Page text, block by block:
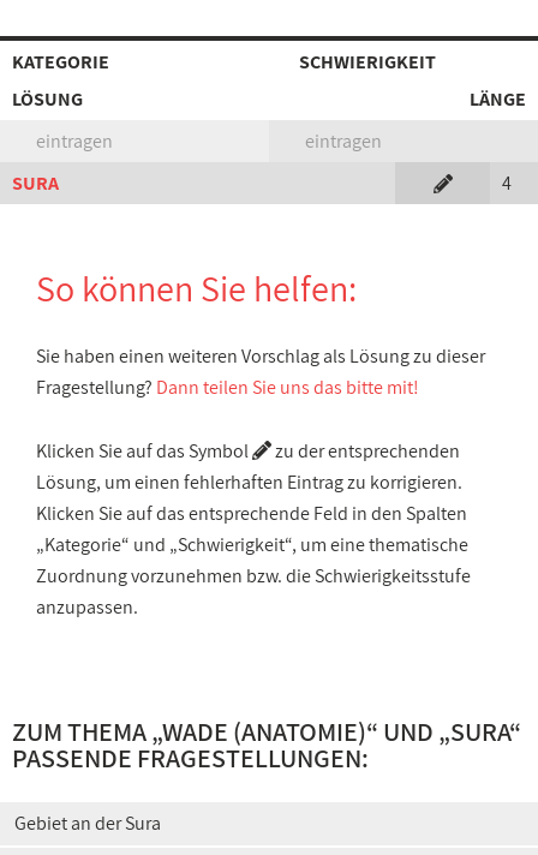
KATEGORIE
SCHWIERIGKEIT
LÖSUNG
LÄNGE
eintragen
eintragen
SURA
4
So können Sie helfen:
Sie haben einen weiteren Vorschlag als Lösung zu dieser
Fragestellung? Dann teilen Sie uns das bitte mit!
Klicken Sie auf das Symbol
zu der entsprechenden
Lösung, um einen fehlerhaften Eintrag zu korrigieren.
Klicken Sie auf das entsprechende Feld in den Spalten
„Kategorie“ und „Schwierigkeit“, um eine thematische
Zuordnung vorzunehmen bzw. die Schwierigkeitsstufe
anzupassen.
ZUM THEMA „WADE (ANATOMIE)“ UND „SURA“
PASSENDE FRAGESTELLUNGEN:
Gebiet an der Sura